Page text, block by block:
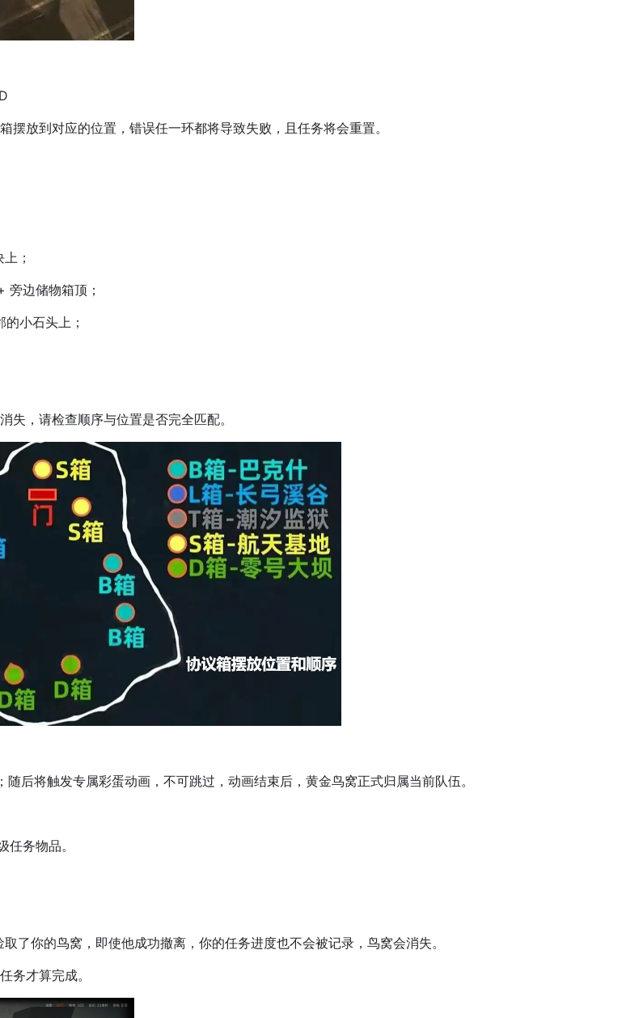
放到对应的位置，错误任一环都将导致失败，且任务将会重置。
；
旁边储物箱顶；
的小石头上；
，请检查顺序与位置是否完全匹配。
将触发专属彩蛋动画，不可跳过，动画结束后，黄金鸟窝正式归属当前队伍。
务物品。
你的鸟窝，即使他成功撤离，​你的任务进度也不会被记录，鸟窝会消失。
才算完成。